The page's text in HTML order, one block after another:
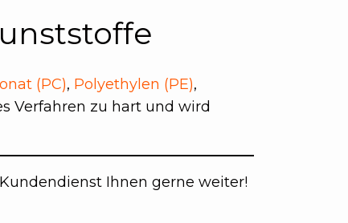
(PC), Polyethylen (PE),
Verfahren zu hart und wird
Ihnen gerne weiter!